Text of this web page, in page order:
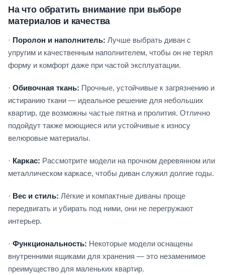
На что обратить внимание при выборе
материалов и качества
· Поролон и наполнитель: Лучше выбрать диван с
упругим и качественным наполнителем, чтобы он не терял
форму и комфорт даже при частой эксплуатации.
· Обивочная ткань: Прочные, устойчивые к загрязнению и
истиранию ткани — идеальное решение для небольших
квартир, где возможны частые пятна и пролития. Отлично
подойдут также моющиеся или устойчивые к износу
велюровые материалы.
· Каркас: Рассмотрите модели на прочном деревянном или
металлическом каркасе, чтобы диван служил долгие годы.
· Вес и стиль: Лёгкие и компактные диваны проще
передвигать и убирать под ними, они не перегружают
интерьер.
· Функциональность: Некоторые модели оснащены
внутренними ящиками для хранения — это незаменимое
преимущество для маленьких квартир.